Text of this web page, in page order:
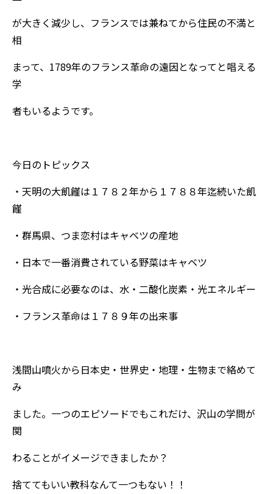
が大きく減少し、フランスでは兼ねてから住民の不満と
相
まって、1789年のフランス革命の遠因となってと唱える
学
者もいるようです。
今日のトピックス
・天明の大飢饉は１７８２年から１７８８年迄続いた飢
饉
・群馬県、つま恋村はキャベツの産地
・日本で一番消費されている野菜はキャベツ
・光合成に必要なのは、水・二酸化炭素・光エネルギー
・フランス革命は１７８９年の出来事
浅間山噴火から日本史・世界史・地理・生物まで絡めて
み
ました。一つのエピソードでもこれだけ、沢山の学問が
関
わることがイメージできましたか？
捨ててもいい教科なんて一つもない！！